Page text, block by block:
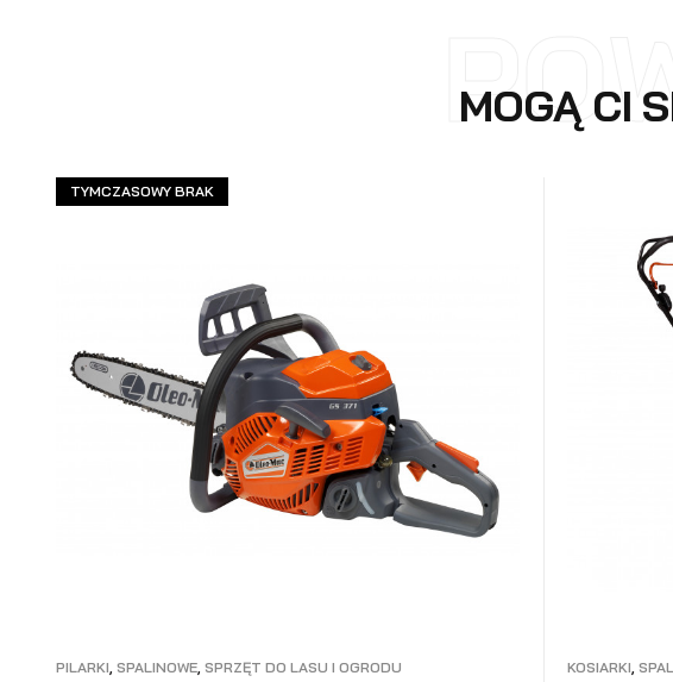
MOGĄ CI
TYMCZASOWY BRAK
PILARKI SPALINOWE SPRZĘT DO LASU I OGRODU KOSIARKI